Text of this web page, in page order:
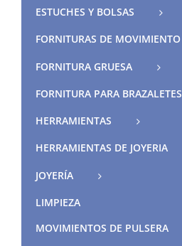
ESTUCHES Y BOLSAS
FORNITURAS DE MOVIMIENTO
FORNITURA GRUESA
FORNITURA PARA BRAZALETES
HERRAMIENTAS
HERRAMIENTAS DE JOYERIA
JOYERÍA
LIMPIEZA
MOVIMIENTOS DE PULSERA